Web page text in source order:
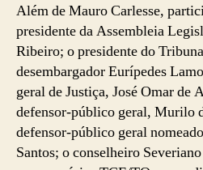
Além de Mauro Carlesse,
presidente da Assembleia
Ribeiro; o presidente do
desembargador Eurípedes
geral de Justiça, José Omar de
defensor-público geral, Murilo
defensor-público geral
Santos; o conselheiro